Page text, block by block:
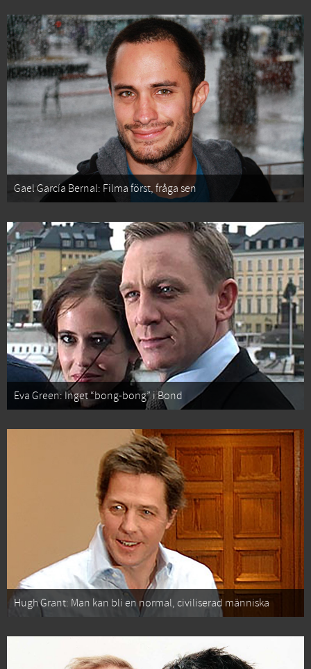
Gael García Bernal: Filma först, fråga sen
Eva Green: Inget “bong-bong” i Bond
Hugh Grant: Man kan bli en normal, civiliserad människa